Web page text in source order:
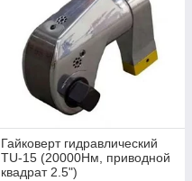
Гайковерт гидравлический
TU-15 (20000Нм, приводной
квадрат 2.5")